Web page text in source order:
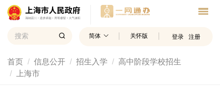
简体 关怀版 登录 注册
首页 信息公开 招生入学
高中阶段学校招生
上海市